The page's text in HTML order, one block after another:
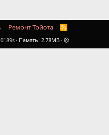
Ремонт Тойота
R
S
Память 2.78MB